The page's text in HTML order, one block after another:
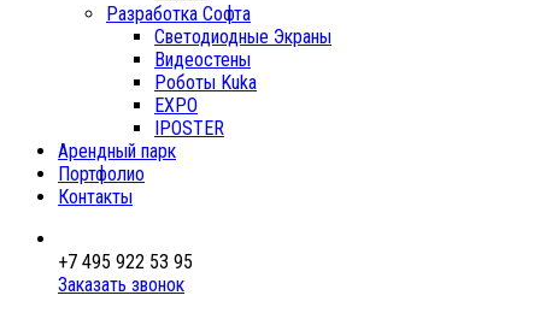
Разработка Софта
Светодиодные Экраны
Видеостены
Роботы Kuka
EXPO
IPOSTER
Арендный парк
Портфолио
Контакты
+7 495 922 53 95
Заказать звонок